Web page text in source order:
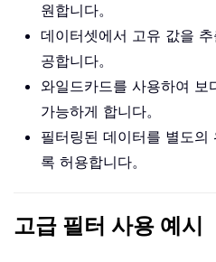
원합니다。
데이터셋에서 고유 값을
공합니다。
와일드카드를 사용하여 보
가능하게 합니다。
필터링된 데이터를 별도의
록 허용합니다。
고급 필터 사용 예시